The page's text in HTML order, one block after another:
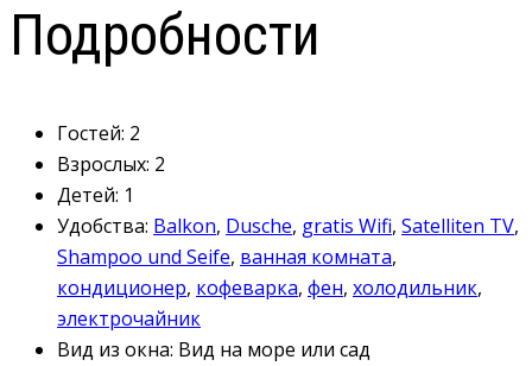
Подробности
Гостей: 2
Взрослых: 2
Детей: 1
Удобства: Balkon, Dusche, gratis Wifi, Satelliten TV,
Shampoo und Seife, ванная комната,
кондиционер, кофеварка, фен, холодильник,
электрочайник
Вид из окна: Вид на море или сад